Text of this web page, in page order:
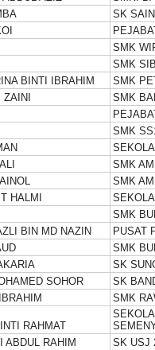
SK
SMK
SMK
BINTI IBRAHIM
SMK
SMK
SMK
SMK
SMK
HALMI
SMK
BIN MD NAZIN
PUSAT
SMK
SK
SOHOR
SK
SMK
RAHMAT
ABDUL RAHIM
SK USJ